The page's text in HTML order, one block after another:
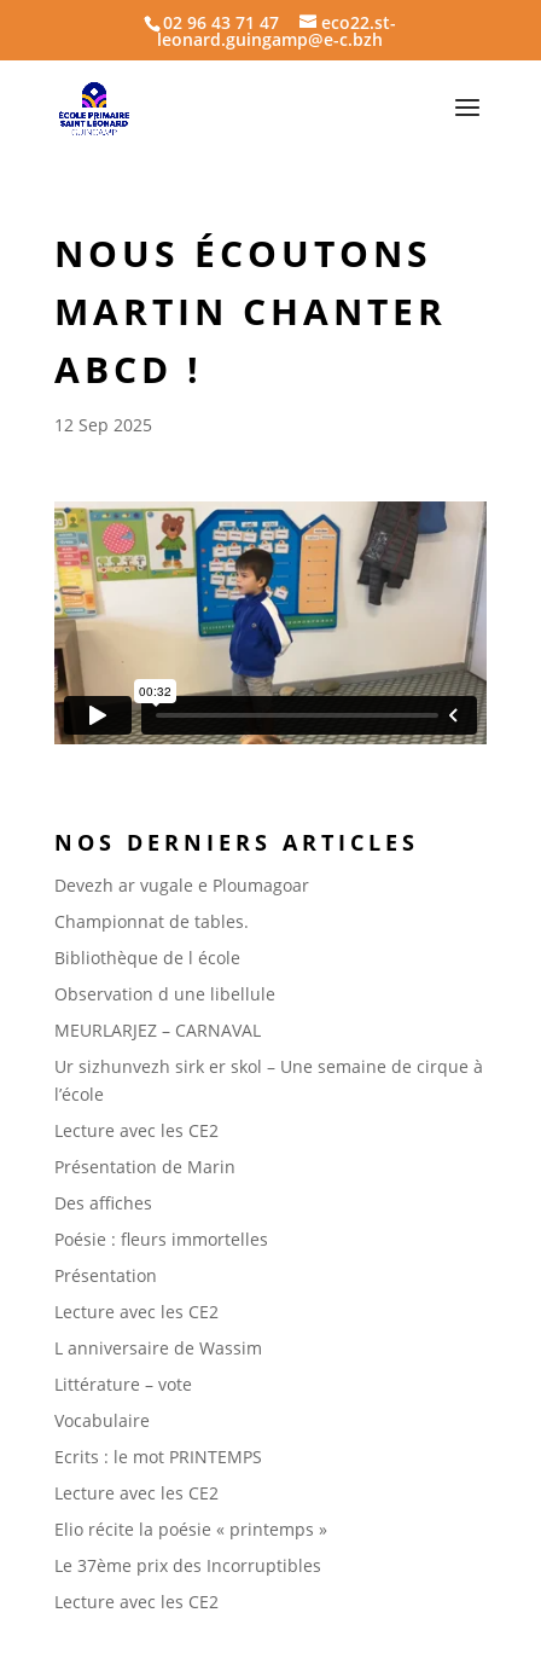
02 96 43 71 47 eco22.st-
leonard.guingamp@e-c.bzh
NOUS ÉCOUTONS
MARTIN CHANTER
ABCD !
12 Sep 2025
NOS DERNIERS ARTICLES
Devezh ar vugale e Ploumagoar
Championnat de tables.
Bibliothèque de l école
Observation d une libellule
MEURLARJEZ – CARNAVAL
Ur sizhunvezh sirk er skol – Une semaine de cirque à
l’école
Lecture avec les CE2
Présentation de Marin
Des affiches
Poésie : fleurs immortelles
Présentation
Lecture avec les CE2
L anniversaire de Wassim
Littérature – vote
Vocabulaire
Ecrits : le mot PRINTEMPS
Lecture avec les CE2
Elio récite la poésie « printemps »
Le 37ème prix des Incorruptibles
Lecture avec les CE2